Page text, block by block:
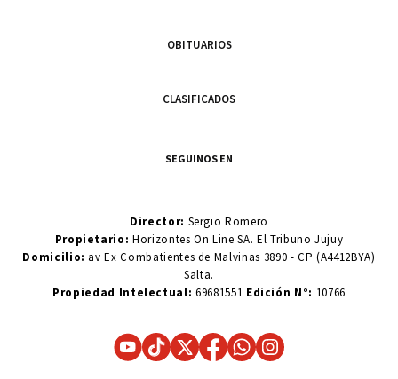
OBITUARIOS
CLASIFICADOS
SEGUINOS EN
Director: Sergio Romero
Propietario:Horizontes On Line SA. El Tribuno Jujuy
Domicilio: av Ex Combatientes de Malvinas 3890 - CP (A4412BYA)
Salta.
Propiedad Intelectual: 69681551 Edición N°: 10766